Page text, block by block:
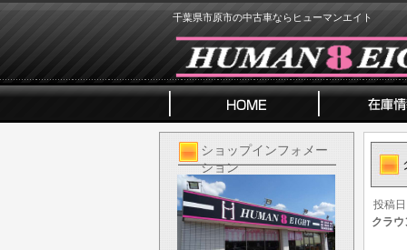
千葉県市原市の中古車ならヒューマンエイト
ショップインフォメー
ション
投稿日
クラ